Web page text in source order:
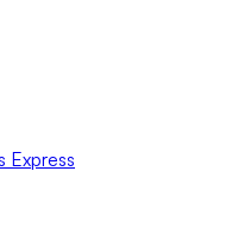
Express